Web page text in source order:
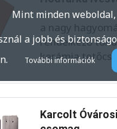
...
a nagy
rendelkező
kerámia
Karcolt
Mint minden weboldal,
a jobb és
További információk